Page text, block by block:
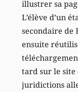
illustrer sa
L’élève d’un
secondaire de
ensuite
tard sur le site
juridictions